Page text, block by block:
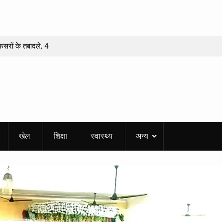
के तबादले, 4
को मिलेगा
तीलू रौतेली
खेल शिक्षा स्वास्थ्य अन्य